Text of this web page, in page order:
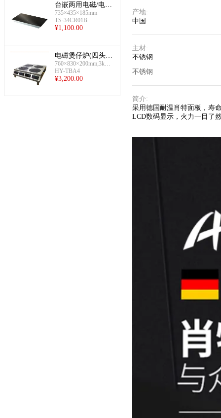
台嵌两用电磁/电陶
炉(电磁电陶炉)
735×435×185mm
TS-34CR01B
¥1,100.00
电磁煲仔炉(四头-
台式-电陶)
760×830×200mm;3kw×
4
HY-TBA4
¥3,200.00
产地:
中国
主材:
不锈钢
不锈钢
简介:
采用德国耐温肖特面板，寿
LCD数码显示，火力一目了